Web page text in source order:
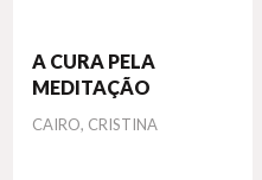
A CURA PELA
MEDITAÇÃO
Autor
CAIRO, CRISTINA